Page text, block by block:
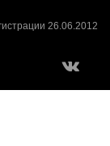
26.06.2012